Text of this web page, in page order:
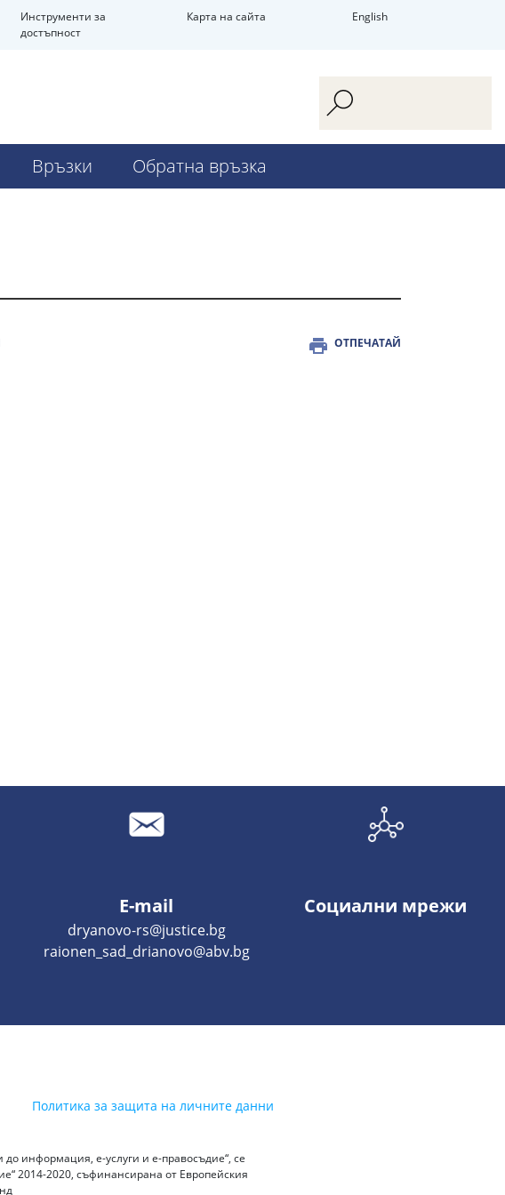
Инструменти за
достъпност
Карта на сайта English
Връзки Обратна връзка
ОТПЕЧАТАЙ
E-mail
dryanovo-rs@justice.bg
raionen_sad_drianovo@abv.bg
Социални мрежи
Политика за защита на личните данни
информация, е-услуги и е-правосъдие“, се
2014-2020, съфинансирана от Европейския